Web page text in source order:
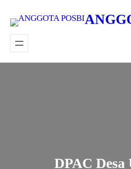
konten
DPAC Desa